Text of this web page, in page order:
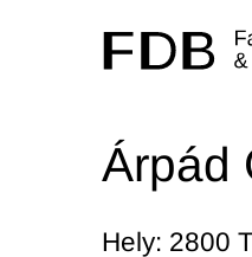
Árpád
Hely: 2800